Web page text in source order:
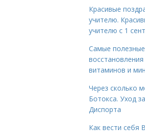
Красивые
учителю.
учителю с 1
Самые
витаминов и
Через сколько
Ботокса. Уход
Диспорта
Как вести себя